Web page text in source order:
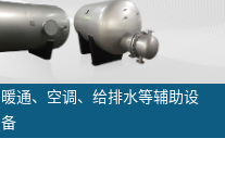
暖通、空调、给排水等辅助设
备